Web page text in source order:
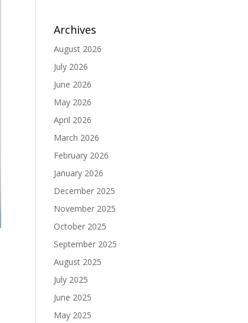
Archives
August 2026
July 2026
June 2026
May 2026
April 2026
March 2026
February 2026
January 2026
December 2025
November 2025
October 2025
September 2025
August 2025
July 2025
June 2025
May 2025